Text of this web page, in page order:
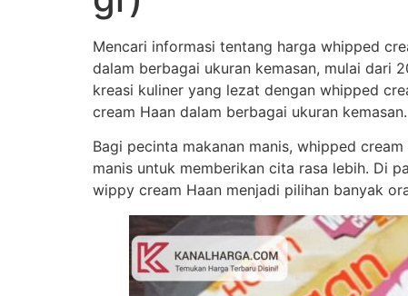
Mencari informasi tentang harga whipped
dalam berbagai ukuran kemasan, mulai dari
kreasi kuliner yang lezat dengan whipped
cream Haan dalam berbagai ukuran kemasan.
Bagi pecinta makanan manis, whipped
manis untuk memberikan cita rasa lebih. Di
wippy cream Haan menjadi pilihan banyak